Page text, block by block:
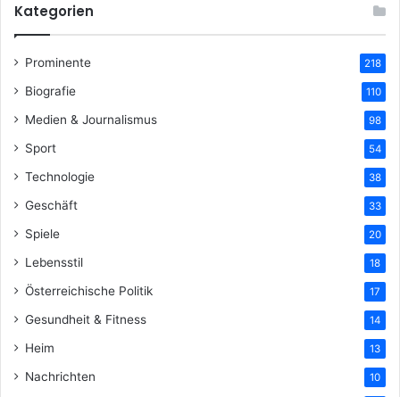
Kategorien
Prominente 218
Biografie 110
Medien & Journalismus 98
Sport 54
Technologie 38
Geschäft 33
Spiele 20
Lebensstil 18
Österreichische Politik 17
Gesundheit & Fitness 14
Heim 13
Nachrichten 10